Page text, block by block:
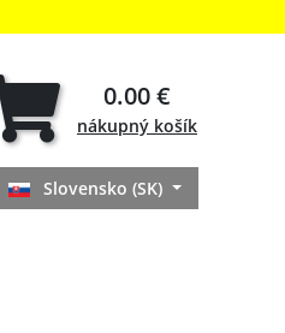
0.00 €
nákupný košík
Slovensko (SK)